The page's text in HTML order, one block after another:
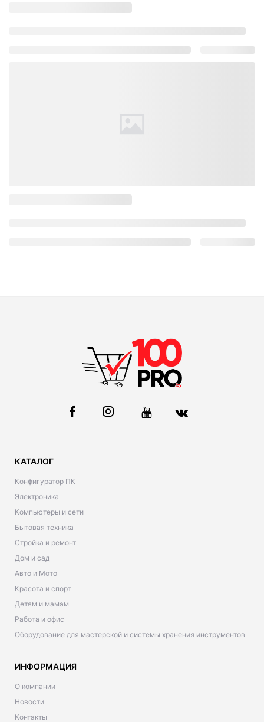
КАТАЛОГ
Конфигуратор ПК
Электроника
Компьютеры и сети
Бытовая техника
Стройка и ремонт
Дом и сад
Авто и Мото
Красота и спорт
Детям и мамам
Работа и офис
Оборудование для мастерской и системы хранения инструментов
ИНФОРМАЦИЯ
О компании
Новости
Контакты